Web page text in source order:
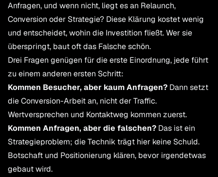
Anfragen, und wenn nicht, liegt es an Relaunch,
Conversion oder Strategie? Diese Klärung kostet wenig
und entscheidet, wohin die Investition fließt. Wer sie
überspringt, baut oft das Falsche schön.
Drei Fragen genügen für die erste Einordnung, jede führt
zu einem anderen ersten Schritt:
Kommen Besucher, aber kaum Anfragen? Dann setzt
die Conversion-Arbeit an, nicht der Traffic.
Wertversprechen und Kontaktweg kommen zuerst.
Kommen Anfragen, aber die falschen? Das ist ein
Strategieproblem; die Technik trägt hier keine Schuld.
Botschaft und Positionierung klären, bevor irgendetwas
gebaut wird.